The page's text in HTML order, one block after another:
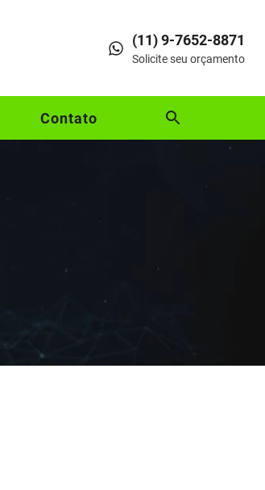
(11) 9-7652-8871
Solicite seu orçamento
Contato